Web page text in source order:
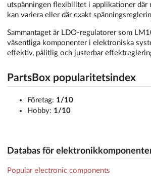
utspänningen flexibilitet i applikationer där
kan variera eller där exakt
Sammantaget är LDO-regulatorer som
väsentliga komponenter i elektroniska
effektiv, pålitlig och justerbar
PartsBox popularitetsindex
Företag: 1/10
Hobby: 1/10
Databas för
Popular electronic components